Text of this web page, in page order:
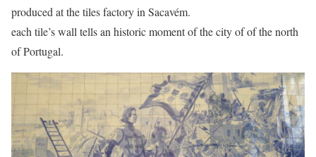
produced at the tiles factory in Sacavém.
each tile’s wall tells an historic moment of the city of of the north
of Portugal.